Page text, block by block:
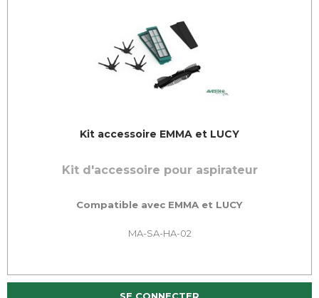
Kit accessoire EMMA et LUCY
Kit d'accessoire pour aspirateur
Compatible avec EMMA et LUCY
MA-SA-HA-02